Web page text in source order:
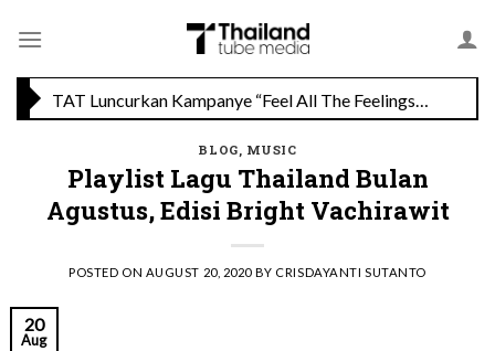
TAT Luncurkan Kampanye “Feel All The Feelings” dengan Lalisa LISA Manobal untuk Promosikan Pariwisata Berkualitas Thailand
BLOG, MUSIC
Playlist Lagu Thailand Bulan
Agustus, Edisi Bright Vachirawit
POSTED ON AUGUST 20, 2020 BY CRISDAYANTI SUTANTO
20
Aug